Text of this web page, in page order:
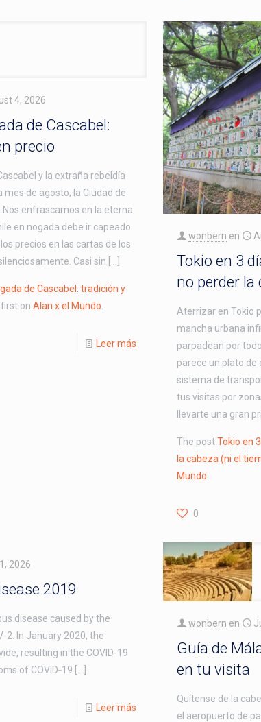
4, 2026
de Cascabel:
precio
y la extraña rebeldía
mes de agosto, la Ciudad de
enfrascamos en la eterna
en nogada debe ir capeado
precios en las cartas de los
Casi sin […]
de Cascabel: tradición y
on Alan x el Mundo
Leer más
wonbern en
Tokio en 3
no perder la
Aterrizar en Tokio
mancha urbana
parpadean por
parece un plato de
sistema de
tus visitas por
llevarte una gran
The postTokio en
la cabeza (ni el
Mundo
0
2026
2019
disease caused by the
2. In January 2020, the
resulting in the COVID-19
of COVID‑19 […]
Leer más
wonbern en
Guía de
en tu visita
Quítense de la
el aeropuerto de